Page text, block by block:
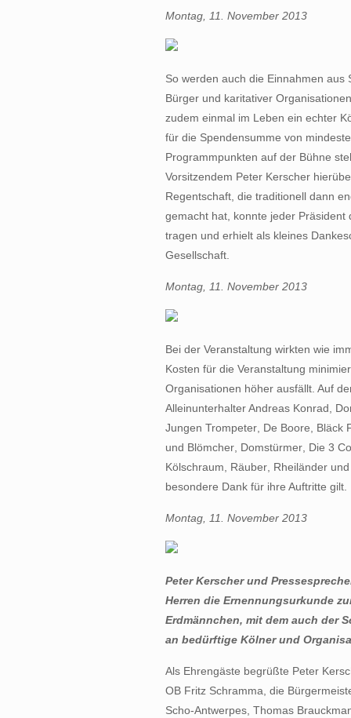
Montag, 11. November 2013
So werden auch die Einnahmen
Bürger und karitativer
zudem einmal im Leben ein echter
für die Spendensumme von
Programmpunkten auf der Bühne
Vorsitzendem Peter Kerscher
Regentschaft, die traditionell dann
gemacht hat, konnte jeder
tragen und erhielt als kleines
Gesellschaft.
Montag, 11. November 2013
Bei der Veranstaltung wirkten wie
Kosten für die Veranstaltung
Organisationen höher ausfällt. Auf
Alleinunterhalter Andreas Konrad,
Jungen Trompeter, De Boore, Bläck
und Blömcher, Domstürmer, Die 3
Kölschraum, Räuber, Rheiländer
besondere Dank für ihre Auftritte gilt.
Montag, 11. November 2013
Peter Kerscher und
Herren die Ernennungsurkunde
Erdmännchen, mit dem auch der
an bedürftige Kölner und
Als Ehrengäste begrüßte Peter
OB Fritz Schramma, die
Scho-Antwerpes, Thomas